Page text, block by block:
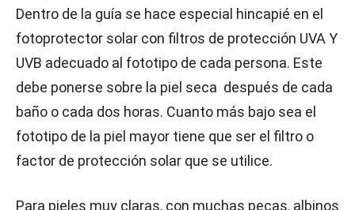
Dentro de la guía se hace especial hincapié en el
fotoprotector solar con filtros de protección UVA Y
UVB adecuado al fototipo de cada persona. Este
debe ponerse sobre la piel seca después de cada
baño o cada dos horas. Cuanto más bajo sea el
fototipo de la piel mayor tiene que ser el filtro o
factor de protección solar que se utilice.
Para pieles muy claras, con muchas pecas, albinos